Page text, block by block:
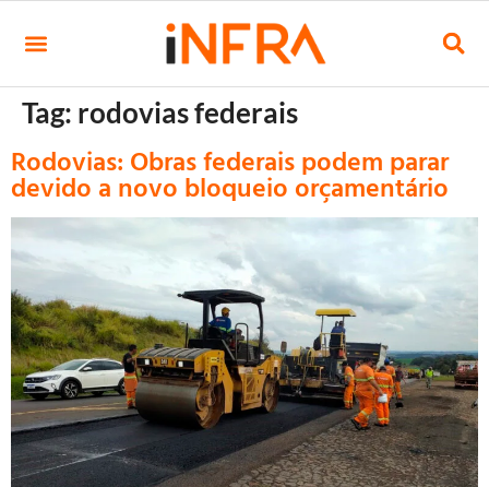
Tag: rodovias federais
Rodovias: Obras federais podem parar
devido a novo bloqueio orçamentário